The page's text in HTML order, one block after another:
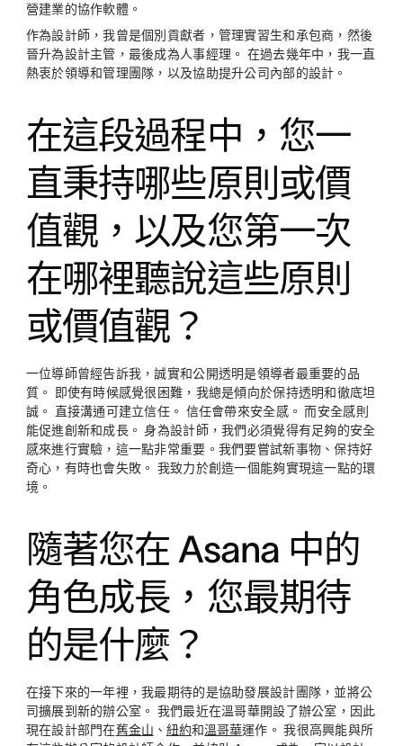
營建業的協作軟體。
作為設計師，我曾是個別貢獻者，管理實習生和承包商，然後
晉升為設計主管，最後成為人事經理。 在過去幾年中，我一直
熱衷於領導和管理團隊，以及協助提升公司內部的設計。
在這段過程中，您一
直秉持哪些原則或價
值觀，以及您第一次
在哪裡聽說這些原則
或價值觀？
一位導師曾經告訴我，誠實和公開透明是領導者最重要的品
質。 即使有時候感覺很困難，我總是傾向於保持透明和徹底坦
誠。 直接溝通可建立信任。 信任會帶來安全感。 而安全感則
能促進創新和成長。 身為設計師，我們必須覺得有足夠的安全
感來進行實驗，這一點非常重要。我們要嘗試新事物、保持好
奇心，有時也會失敗。 我致力於創造一個能夠實現這一點的環
境。
隨著您在 Asana 中的
角色成長，您最期待
的是什麼？
在接下來的一年裡，我最期待的是協助發展設計團隊，並將公
司擴展到新的辦公室。 我們最近在溫哥華開設了辦公室，因此
現在設計部門在舊金山 、 紐約和溫哥華運作。 我很高興能與所